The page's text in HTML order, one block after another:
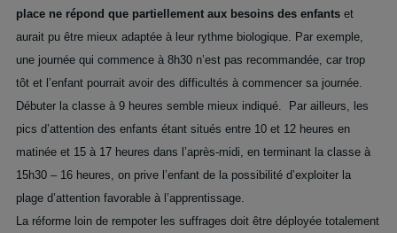
place ne répond que partiellement aux besoins des enfants et
aurait pu être mieux adaptée à leur rythme biologique. Par exemple,
une journée qui commence à 8h30 n’est pas recommandée, car trop
tôt et l’enfant pourrait avoir des difficultés à commencer sa journée.
Débuter la classe à 9 heures semble mieux indiqué. Par ailleurs, les
pics d’attention des enfants étant situés entre 10 et 12 heures en
matinée et 15 à 17 heures dans l’après-midi, en terminant la classe à
15h30 – 16 heures, on prive l’enfant de la possibilité d’exploiter la
plage d’attention favorable à l’apprentissage.
La réforme loin de rempoter les suffrages doit être déployée totalement